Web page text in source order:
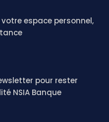
votre espace personnel,
pour rester
NSIA Banque